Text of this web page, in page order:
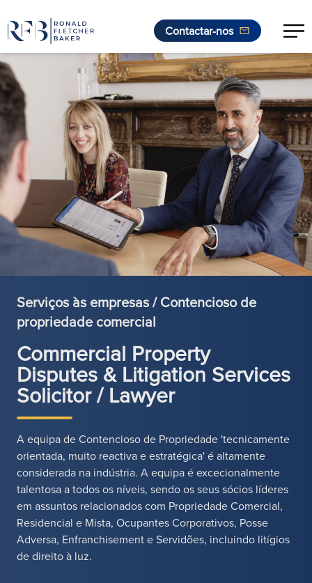
Saltar para o conteúdo
Contactar-nos
Serviços às empresas / Contencioso de
propriedade comercial
Commercial Property
Disputes & Litigation Services
Solicitor / Lawyer
A equipa de Contencioso de Propriedade 'tecnicamente
orientada, muito reactiva e estratégica' é altamente
considerada na indústria. A equipa é excecionalmente
talentosa a todos os níveis, sendo os seus sócios líderes
em assuntos relacionados com Propriedade Comercial,
Residencial e Mista, Ocupantes Corporativos, Posse
Adversa, Enfranchisement e Servidões, incluindo litígios
de direito à luz.